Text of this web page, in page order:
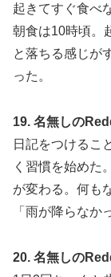
起きてすぐ食べ
朝食は10時頃。
と落ちる感じが
った。
19. 名無しの
日記をつけるこ
く習慣を始めた
が変わる。何も
「雨が降らなか
20. 名無しの